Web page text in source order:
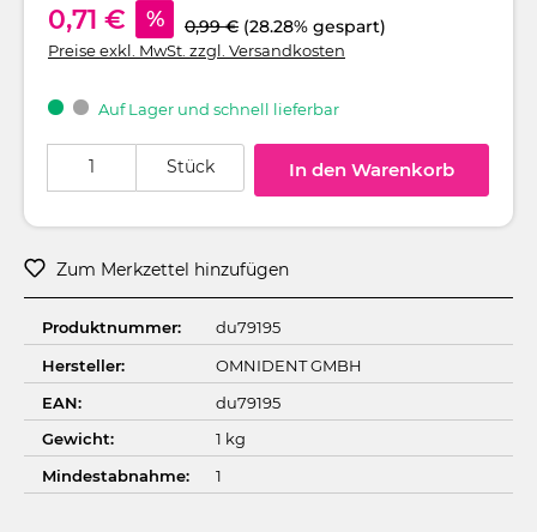
0,71 € % 0,99 € (28.28% gespart)
Preise exkl. MwSt. zzgl. Versandkosten
Auf Lager und schnell lieferbar
Stück In den Warenkorb
Zum Merkzettel hinzufügen
Produktnummer:
du79195
Hersteller:
OMNIDENT GMBH
EAN:
du79195
Gewicht:
1 kg
Mindestabnahme:
1